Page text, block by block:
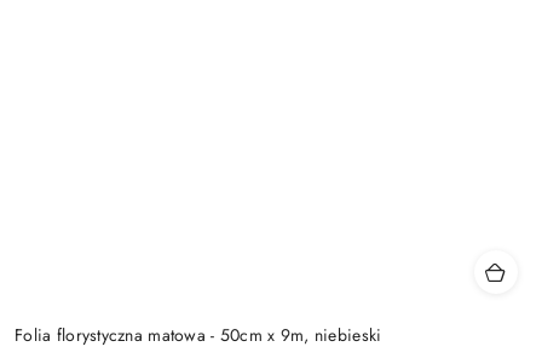
Folia florystyczna matowa - 50cm x 9m, niebieski